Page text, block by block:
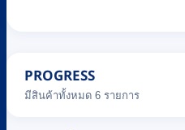
PROGRESS
มีสินค้าทั้งหมด 6 รายการ